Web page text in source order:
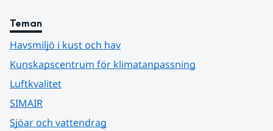
Teman
Havsmiljö i kust och hav
Kunskapscentrum för klimatanpassning
Luftkvalitet
SIMAIR
Sjöar och vattendrag